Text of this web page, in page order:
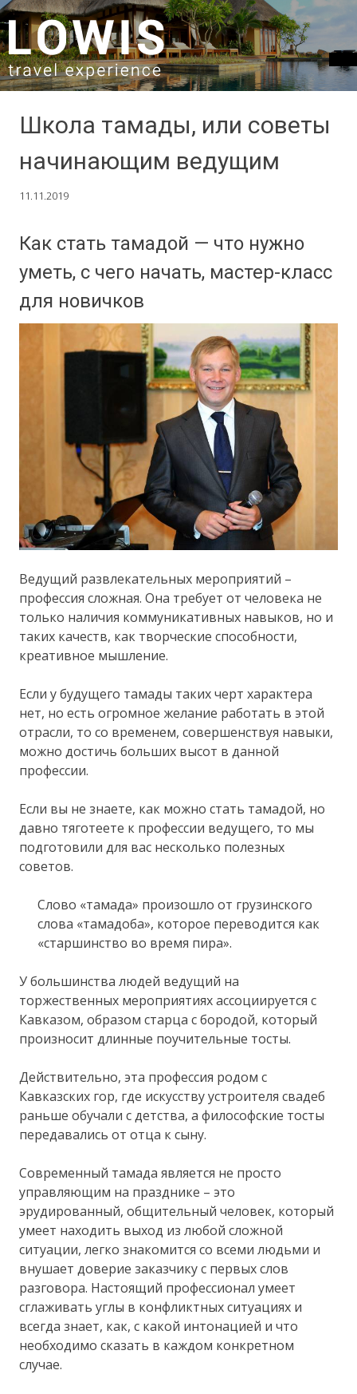
SKIP TO CONTENT
Школа тамады, или советы
начинающим ведущим
11.11.2019
Как стать тамадой — что нужно
уметь, с чего начать, мастер-класс
для новичков
Ведущий развлекательных мероприятий –
профессия сложная. Она требует от человека не
только наличия коммуникативных навыков, но и
таких качеств, как творческие способности,
креативное мышление.
Если у будущего тамады таких черт характера
нет, но есть огромное желание работать в этой
отрасли, то со временем, совершенствуя навыки,
можно достичь больших высот в данной
профессии.
Если вы не знаете, как можно стать тамадой, но
давно тяготеете к профессии ведущего, то мы
подготовили для вас несколько полезных
советов.
Слово «тамада» произошло от грузинского
слова «тамадоба», которое переводится как
«старшинство во время пира».
У большинства людей ведущий на
торжественных мероприятиях ассоциируется с
Кавказом, образом старца с бородой, который
произносит длинные поучительные тосты.
Действительно, эта профессия родом с
Кавказских гор, где искусству устроителя свадеб
раньше обучали с детства, а философские тосты
передавались от отца к сыну.
Современный тамада является не просто
управляющим на празднике – это
эрудированный, общительный человек, который
умеет находить выход из любой сложной
ситуации, легко знакомится со всеми людьми и
внушает доверие заказчику с первых слов
разговора. Настоящий профессионал умеет
сглаживать углы в конфликтных ситуациях и
всегда знает, как, с какой интонацией и что
необходимо сказать в каждом конкретном
случае.